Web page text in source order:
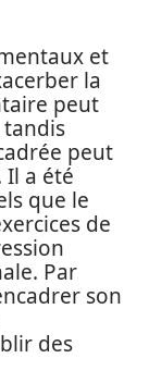
et
la
peut
peut
Il a été
que le
de
Par
son
des